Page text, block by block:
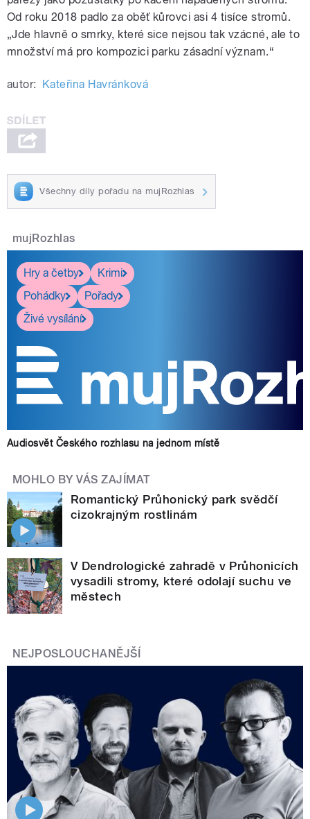
Od roku 2018 padlo za oběť kůrovci asi 4 tisíce stromů.
„Jde hlavně o smrky, které sice nejsou tak vzácné, ale to
množství má pro kompozici parku zásadní význam.“
autor: Kateřina Havránková
Všechny díly pořadu na mujRozhlas
mujRozhlas
Hry a četby
Krimi
Pohádky
Pořady
Živé vysílání
Audiosvět Českého rozhlasu na jednom místě
MOHLO BY VÁS ZAJÍMAT
Romantický Průhonický park svědčí
cizokrajným rostlinám
V Dendrologické zahradě v Průhonicích
vysadili stromy, které odolají suchu ve
městech
NEJPOSLOUCHANĚJŠÍ